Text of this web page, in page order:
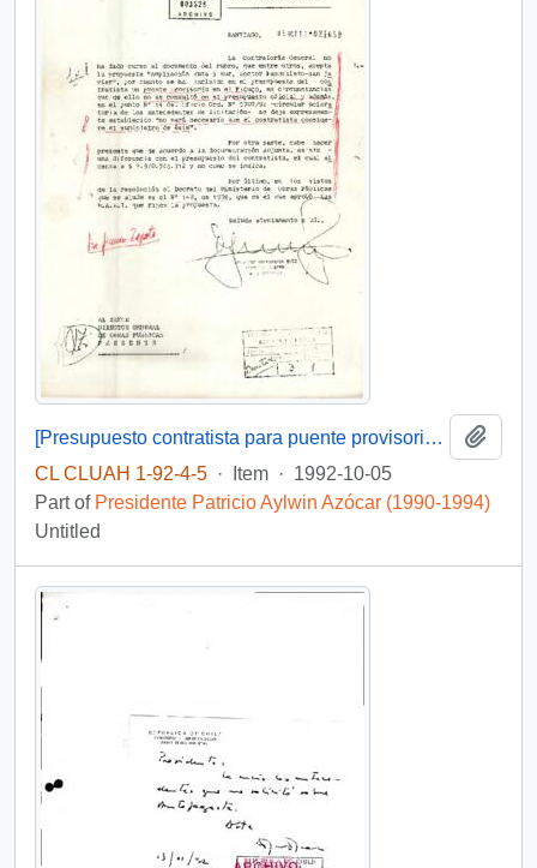
[Presupuesto contratista para puente provisorio del Piduco]
CL CLUAH 1-92-4-5 · Item · 1992-10-05
Part of Presidente Patricio Aylwin Azócar (1990-1994)
Untitled